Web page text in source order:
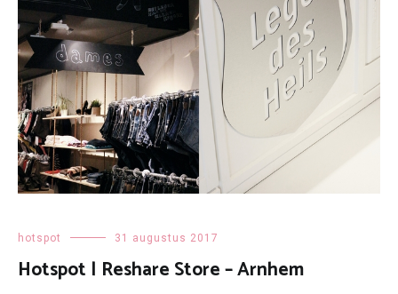
hotspot 31 augustus 2017
Hotspot | Reshare Store – Arnhem